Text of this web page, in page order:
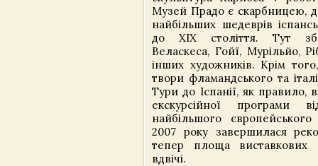
Музей Прадо є скарбницею,
найбільших шедеврів
до XIX століття. Тут
Веласкеса, Гойї, Мурільйо,
інших художників. Крім
твори фламандського та
Тури до Іспанії, як правило,
екскурсійної програми
найбільшого
2007 року завершилася
тепер площа виставкових
вдвічі.